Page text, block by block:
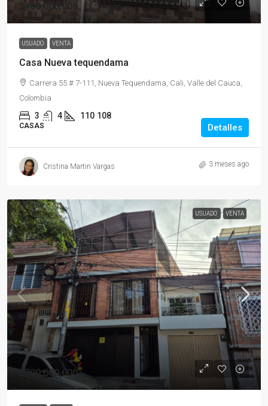
$480,000,000
USUADO VENTA
Casa Nueva tequendama
Carrera 55 # 7-111, Nueva Tequendama, Cali, Valle del Cauca,
Colombia
3 4 110 108
CASAS Detalles
Cristina Martin Vargas 3 meses ago
USUADO VENTA
$790,000,000